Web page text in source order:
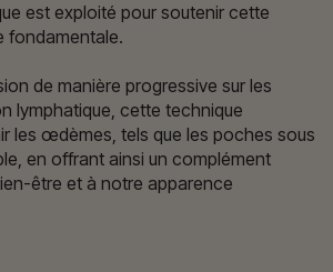
est exploité pour soutenir cette
fondamentale.
de manière progressive sur les
lymphatique, cette technique
les œdèmes, tels que les poches sous
en offrant ainsi un complément
être et à notre apparence